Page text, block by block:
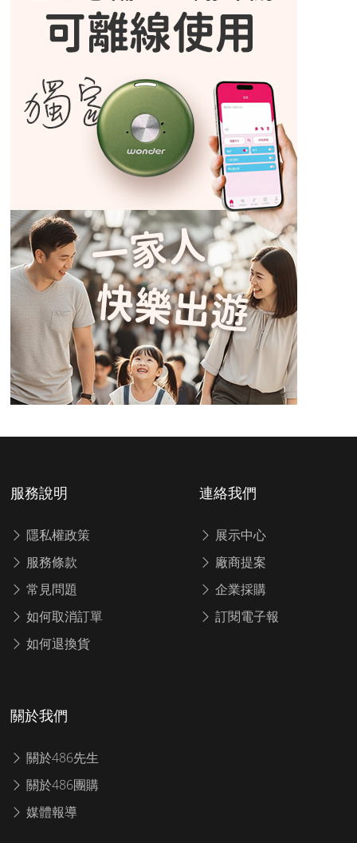
服務說明
隱私權政策
服務條款
常見問題
如何取消訂單
如何退換貨
連絡我們
展示中心
廠商提案
企業採購
訂閱電子報
關於我們
關於486先生
關於486團購
媒體報導